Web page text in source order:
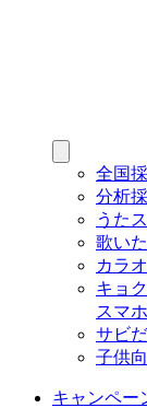
全国
分析
うた
歌い
カラ
キョ
スマ
サビ
子供
キャンペー